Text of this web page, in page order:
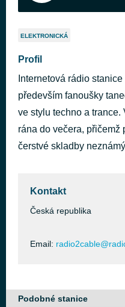
ELEKTRONICKÁ
Profil
Internetová rádio
především fanoušky
ve stylu techno a
rána do večera,
čerstvé skladby
Kontakt
Česká republika
Email:
Podobné stanice